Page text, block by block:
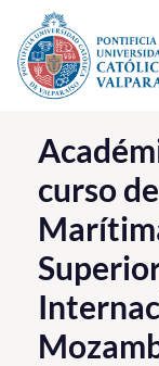
Click acá para ir
La Universidad
Investigación,
PUCV
Vinculación con
Admisión
curso